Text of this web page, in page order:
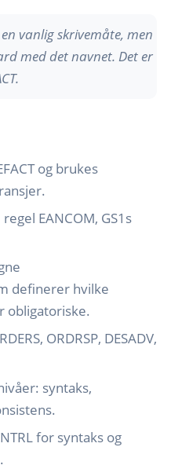
en vanlig skrivemåte, men
med det navnet. Det er
og brukes
EANCOM, GS1s
definerer hvilke
obligatoriske.
ORDRSP, DESADV,
syntaks,
for syntaks og